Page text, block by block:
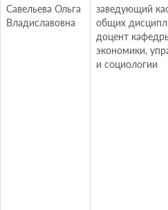
Савельева Ольга
Владиславовна
заведующий
общих
доцент
экономики,
и социологии